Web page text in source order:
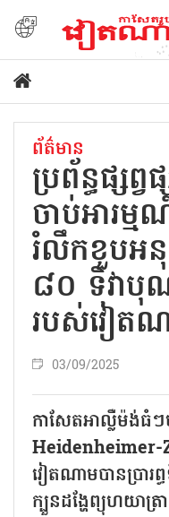
ព័ត៌មាន
ប្រព័ន្ធផ្ស
ចាប់អារម្
រំលឹកខួបអនុ
៨០ ទិវាបុ
របស់វៀត
03/09/2025
កាសែតអាល្លឺម៉ង់
Heidenheimer-
វៀតណាមបានប្រារ
ក្បួនដង្ហែព្យុហយាត្